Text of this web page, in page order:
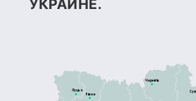
УКРАИНЕ.
Луцьк
Рівне
Чернігів